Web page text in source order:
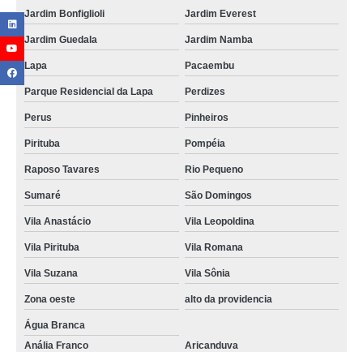
Jardim Bonfiglioli Jardim Everest
Jardim Guedala Jardim Namba
Lapa Pacaembu
Parque Residencial da Lapa Perdizes
Perus Pinheiros
Pirituba Pompéia
Raposo Tavares Rio Pequeno
Sumaré São Domingos
Vila Anastácio Vila Leopoldina
Vila Pirituba Vila Romana
Vila Suzana Vila Sônia
Zona oeste alto da providencia
Água Branca
Anália Franco
Aricanduva